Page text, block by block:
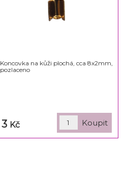
Koncovka na kůži plochá, cca 8x2mm,
pozlaceno
3 Kč